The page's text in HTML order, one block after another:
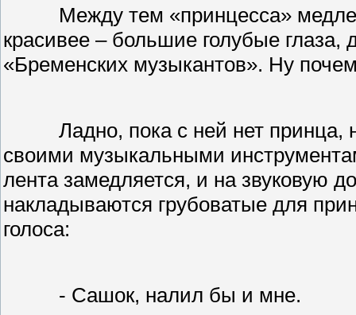
Между тем «принцесса»
красивее – большие голубые
«Бременских музыкантов». Ну
Ладно, пока с ней нет принца,
своими музыкальными
лента замедляется, и на звуковую
накладываются грубоватые для
голоса:
- Сашок, налил бы и мне.